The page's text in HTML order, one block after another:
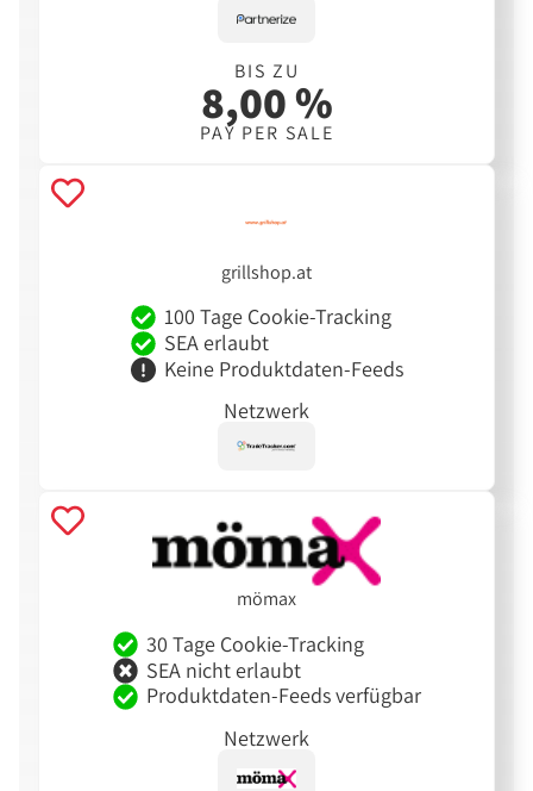
BIS ZU
8,00 %
PAY PER SALE
grillshop.at
100 Tage Cookie-Tracking
SEA erlaubt
Keine Produktdaten-Feeds
Netzwerk
mömax
30 Tage Cookie-Tracking
SEA nicht erlaubt
Produktdaten-Feeds verfügbar
Netzwerk